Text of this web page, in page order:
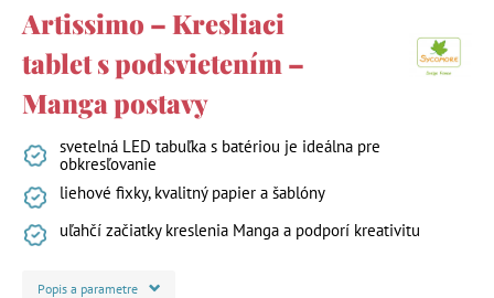
Artissimo – Kresliaci
tablet s podsvietením –
Manga postavy
svetelná LED tabuľka s batériou je ideálna pre
obkresľovanie
liehové fixky, kvalitný papier a šablóny
uľahčí začiatky kreslenia Manga a podporí kreativitu
Popis a parametre